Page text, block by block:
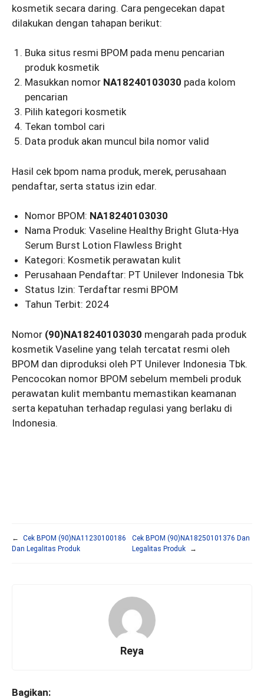
kosmetik secara daring. Cara pengecekan dapat
dilakukan dengan tahapan berikut:
Buka situs resmi BPOM pada menu pencarian
produk kosmetik
Masukkan nomor NA18240103030 pada kolom
pencarian
Pilih kategori kosmetik
Tekan tombol cari
Data produk akan muncul bila nomor valid
Hasil cek bpom nama produk, merek, perusahaan
pendaftar, serta status izin edar.
Nomor BPOM: NA18240103030
Nama Produk: Vaseline Healthy Bright Gluta-Hya
Serum Burst Lotion Flawless Bright
Kategori: Kosmetik perawatan kulit
Perusahaan Pendaftar: PT Unilever Indonesia Tbk
Status Izin: Terdaftar resmi BPOM
Tahun Terbit: 2024
Nomor (90)NA18240103030 mengarah pada produk
kosmetik Vaseline yang telah tercatat resmi oleh
BPOM dan diproduksi oleh PT Unilever Indonesia Tbk.
Pencocokan nomor BPOM sebelum membeli produk
perawatan kulit membantu memastikan keamanan
serta kepatuhan terhadap regulasi yang berlaku di
Indonesia.
←
Cek BPOM (90)NA11230100186
Dan Legalitas Produk
Cek BPOM (90)NA18250101376 Dan
Legalitas Produk
→
Reya
Bagikan: